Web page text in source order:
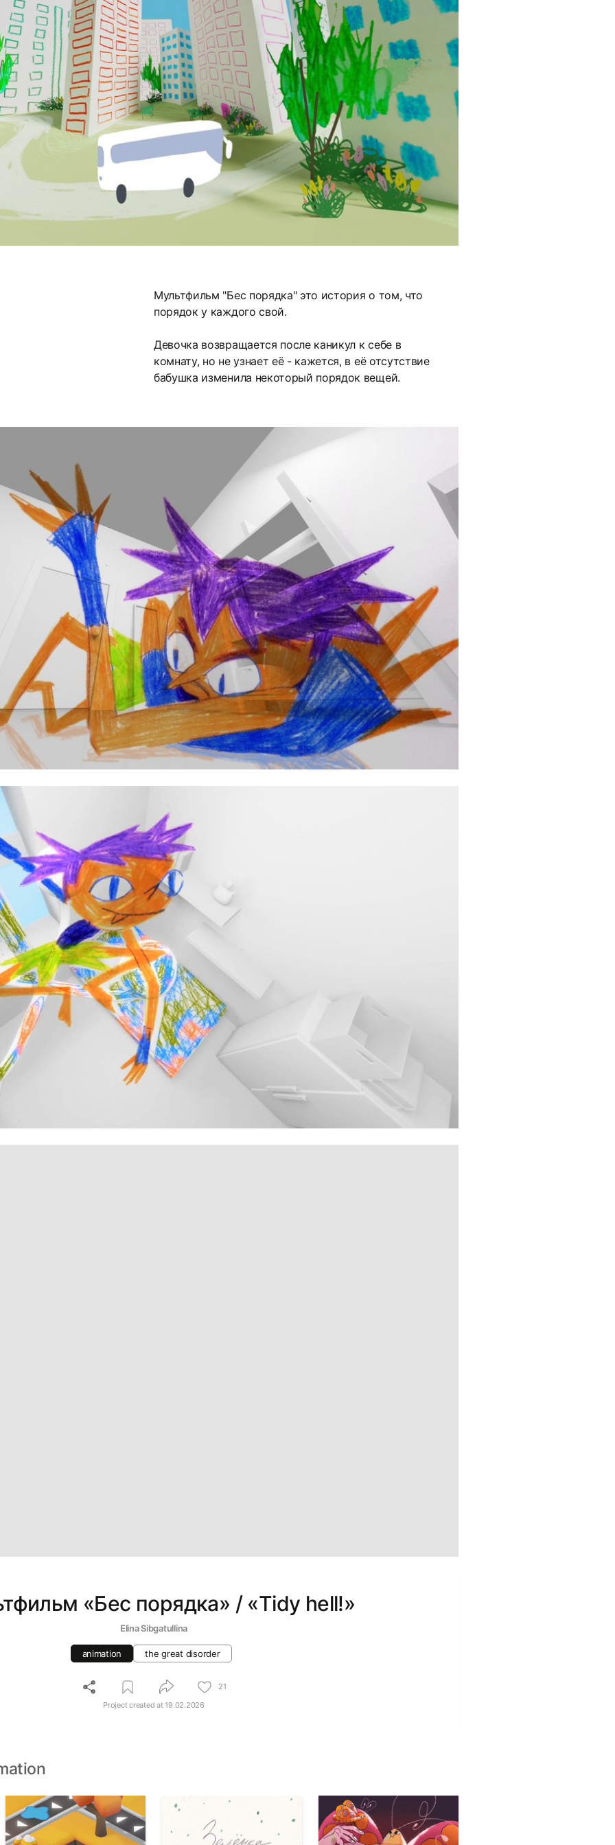
Мультфильм "Бес порядка" это история о том, что
порядок у каждого свой.
Девочка возвращается после каникул к себе в
комнату, но не узнает её - кажется, в её отсутствие
бабушка изменила некоторый порядок вещей.
«Бес порядка» / «Tidy hell!»
Elina Sibgatullina
animation the great disorder
21
Project created at19.02.2026